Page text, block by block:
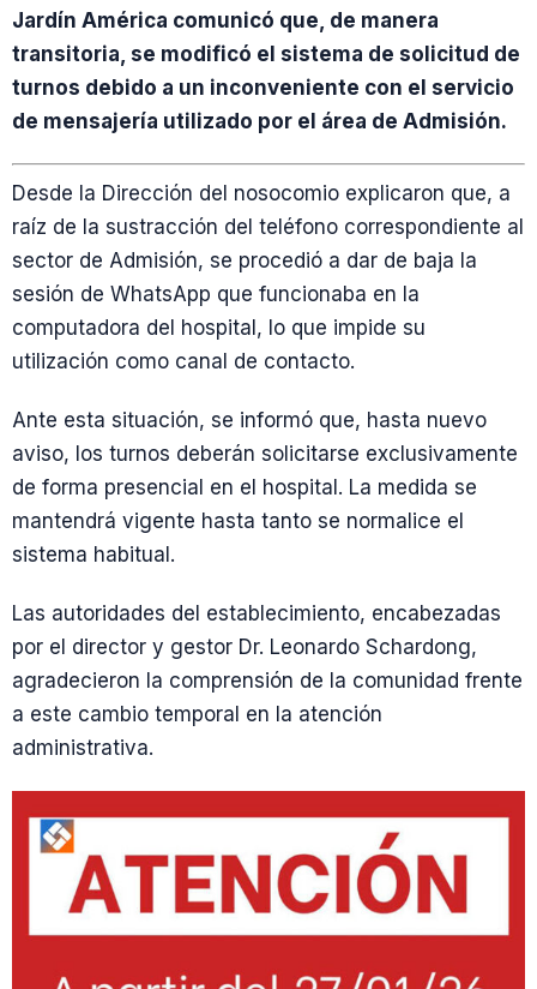
Jardín América comunicó que, de manera
transitoria, se modificó el sistema de solicitud de
turnos debido a un inconveniente con el servicio
de mensajería utilizado por el área de Admisión.
Desde la Dirección del nosocomio explicaron que, a
raíz de la sustracción del teléfono correspondiente al
sector de Admisión, se procedió a dar de baja la
sesión de WhatsApp que funcionaba en la
computadora del hospital, lo que impide su
utilización como canal de contacto.
Ante esta situación, se informó que, hasta nuevo
aviso, los turnos deberán solicitarse exclusivamente
de forma presencial en el hospital. La medida se
mantendrá vigente hasta tanto se normalice el
sistema habitual.
Las autoridades del establecimiento, encabezadas
por el director y gestor Dr. Leonardo Schardong,
agradecieron la comprensión de la comunidad frente
a este cambio temporal en la atención
administrativa.